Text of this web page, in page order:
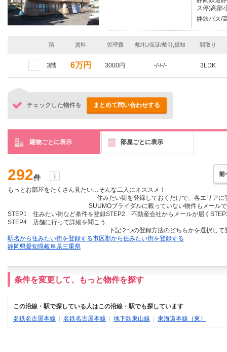
ス停)高部
静鉄バス/
階 賃料 管理費 敷/礼/保証/敷引,償却 間取り
3階 6万円 3000円 -/-/-/- 3LDK
チェックした物件を まとめて問い合わせする
建物ごとに表示 部屋ごとに表示
292件 前
もっとお部屋をたくさん見たい…そんな二人にオススメ！
住みたい街を登録しておくだけで、各エリアに
SUUMOブライダルに載っていない物件も メール
STEP1 住みたい街など条件を登録STEP2 不動産会社からメールが届く
STEP4 店舗に行って詳細を聞こう
下記２つの登録方法のどちらかを選択して
駅名から住みたい街を登録する市区郡から住みたい街を登録する
静岡県愛知県岐阜県三重県
条件を変更して、もっと物件を探す
この沿線・駅で探している人はこの沿線・駅でも探しています
名鉄名古屋本線
名鉄名古屋本線 地下鉄東山線 東海道本線（東）